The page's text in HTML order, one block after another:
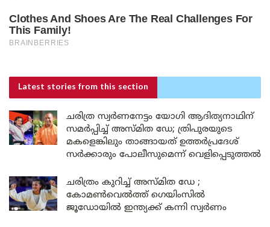
Latest stories from this section
ചരിത്ര സ്വർണനേട്ടം യോഗി ആദിത്യനാഥിന്
സമർപ്പിച്ച് അസ്മിത ഡേ; ത്രിപുരയുടെ
മകളെങ്കിലും താങ്ങായത് ഉത്തർപ്രദേശ്
സർക്കാരും പോലീസുമെന്ന് വെളിപ്പെടുത്തൽ
ചരിത്രം കുറിച്ച് അസ്മിത ഡേ ;
കോമൺവെൽത്ത് ഗെയിംസിൽ
ജൂഡോയിൽ ഇന്ത്യക്ക് കന്നി സ്വർണം